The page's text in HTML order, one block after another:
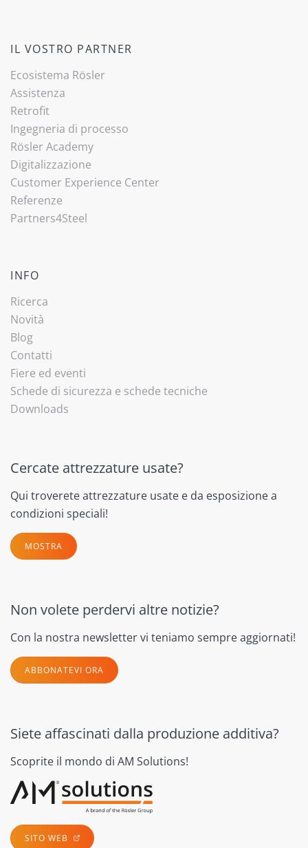
IL VOSTRO PARTNER
Ecosistema Rösler
Assistenza
Retrofit
Ingegneria di processo
Rösler Academy
Digitalizzazione
Customer Experience Center
Referenze
Partners4Steel
INFO
Ricerca
Novità
Blog
Contatti
Fiere ed eventi
Schede di sicurezza e schede tecniche
Downloads
Cercate attrezzature usate?
Qui troverete attrezzature usate e da esposizione a
condizioni speciali!
MOSTRA
Non volete perdervi altre notizie?
Con la nostra newsletter vi teniamo sempre aggiornati!
ABBONATEVI ORA
Siete affascinati dalla produzione additiva?
Scoprite il mondo di AM Solutions!
SITO WEB